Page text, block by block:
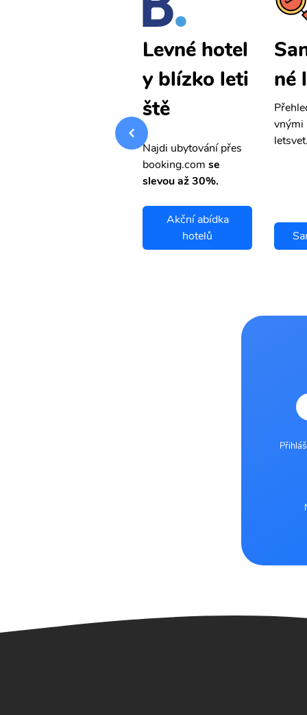
vnými letenkami od ob
Levné hotel
y blízko leti
ště
Najdi ubytování přes
booking.com se
slevou až 30%.
Akční abídka
hotelů
né
vnými